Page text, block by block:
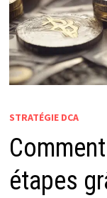
STRATÉGIE DCA
étapes